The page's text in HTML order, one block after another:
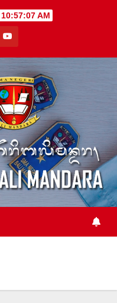
10:57:07 AM